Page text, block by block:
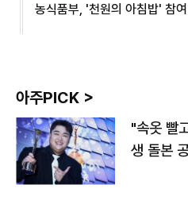
농식품부, '천원의 아침밥' 참
아주PICK >
"속옷 빨
생 돌본